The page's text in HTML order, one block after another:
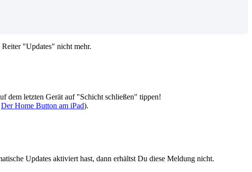
"Updates" nicht mehr.
dem letzten Gerät auf "Schicht schließen" tippen!
Der Home Button am iPad).
Updates aktiviert hast, dann erhältst Du diese Meldung nicht.